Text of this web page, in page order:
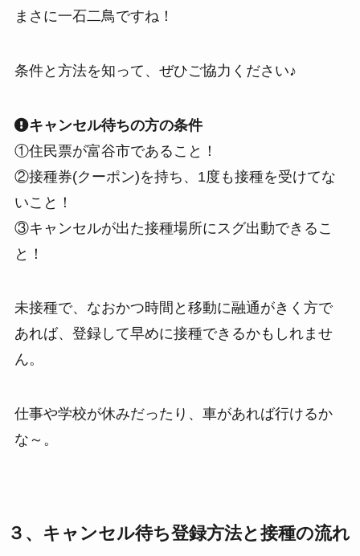
まさに一石二鳥ですね！
条件と方法を知って、ぜひご協力ください♪
キャンセル待ちの方の条件
①住民票が富谷市であること！
②接種券(クーポン)を持ち、1度も接種を受けてな
いこと！
③キャンセルが出た接種場所にスグ出動できるこ
と！
未接種で、なおかつ時間と移動に融通がきく方で
あれば、登録して早めに接種できるかもしれませ
ん。
仕事や学校が休みだったり、車があれば行けるか
な～。
３、キャンセル待ち登録方法と接種の流れ